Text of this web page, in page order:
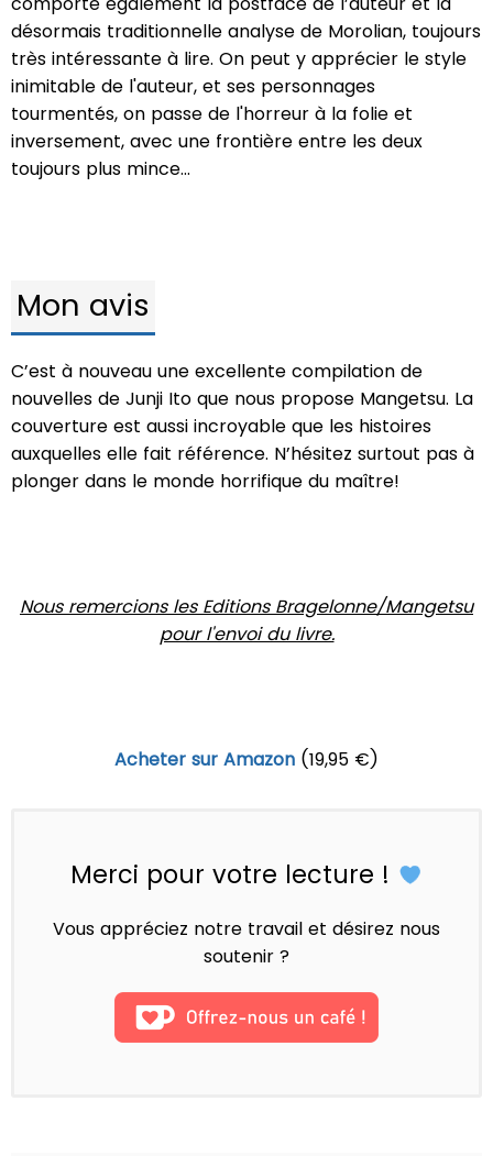
désormais traditionnelle analyse de Morolian, toujours
très intéressante à lire. On peut y apprécier le style
inimitable de l'auteur, et ses personnages
tourmentés, on passe de l'horreur à la folie et
inversement, avec une frontière entre les deux
toujours plus mince...
Mon avis
C’est à nouveau une excellente compilation de
nouvelles de Junji Ito que nous propose Mangetsu. La
couverture est aussi incroyable que les histoires
auxquelles elle fait référence. N’hésitez surtout pas à
plonger dans le monde horrifique du maître!
Nous remercions les Editions Bragelonne/Mangetsu
pour l'envoi du livre.
Acheter sur Amazon (19,95 €)
Merci pour votre lecture !
Vous appréciez notre travail et désirez nous
soutenir ?